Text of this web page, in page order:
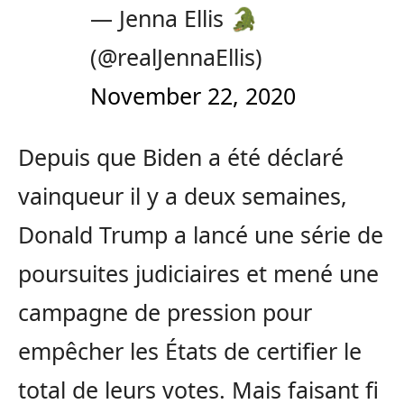
— Jenna Ellis 🐊
(@realJennaEllis)
November 22, 2020
Depuis que Biden a été déclaré
vainqueur il y a deux semaines,
Donald Trump a lancé une série de
poursuites judiciaires et mené une
campagne de pression pour
empêcher les États de certifier le
total de leurs votes. Mais faisant fi